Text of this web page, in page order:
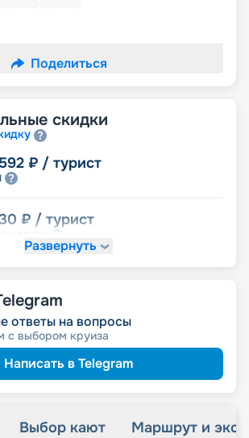
Поделиться
скидки
₽ / турист
₽ / турист
свадьбы, кратный 5-ти
Развернуть
ответы на вопросы
с выбором круиза
Написать в Telegram
Выбор кают Маршрут и